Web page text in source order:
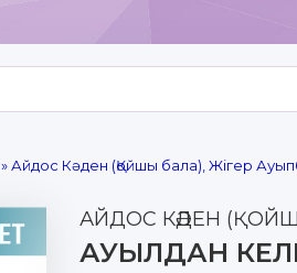
» Айдос Кәден (Қойшы бала), Жігер
АЙДОС КӘДЕН
АУЫЛДАН